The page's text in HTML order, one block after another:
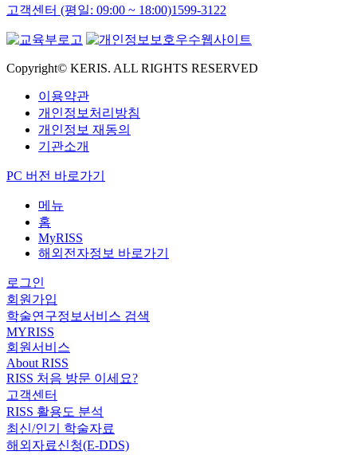
고객센터 (평일: 09:00 ~ 18:00)1599-3122
Copyright© KERIS. ALL RIGHTS RESERVED
이용약관
개인정보처리방침
개인정보 재동의
기관소개
PC 버전 바로가기
메뉴
홈
MyRISS
해외전자정보 바로가기
로그인
회원가입
학술연구정보서비스 검색
MYRISS
회원서비스
About RISS
RISS 처음 방문 이세요?
고객센터
RISS 활용도 분석
최신/인기 학술자료
해외자료신청(E-DDS)